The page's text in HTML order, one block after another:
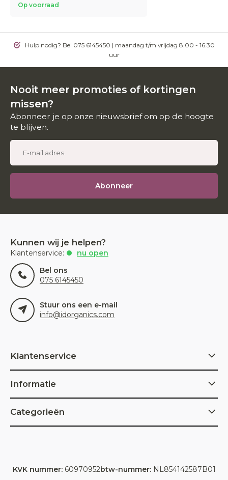
Op voorraad
Hulp nodig? Bel 075 6145450 | maandag t/m vrijdag 8.00 - 16.30
uur
Nooit meer promoties of kortingen
missen?
Abonneer je op onze nieuwsbrief om op de hoogte
te blijven.
Abonneer
Kunnen wij je helpen?
Klantenservice:
nu open
Bel ons
075 6145450
Stuur ons een e-mail
info@idorganics.com
Klantenservice
Informatie
Categorieën
KVK nummer:60970952btw-nummer:NL854142587B01